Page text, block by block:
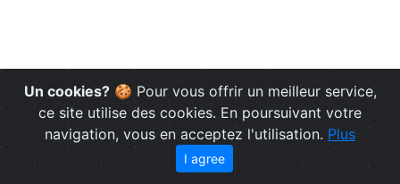
Un cookies?🍪 Pour vous offrir un meilleur service,
ce site utilise des cookies. En poursuivant votre
navigation, vous en acceptez l'utilisation. Plus
I agree